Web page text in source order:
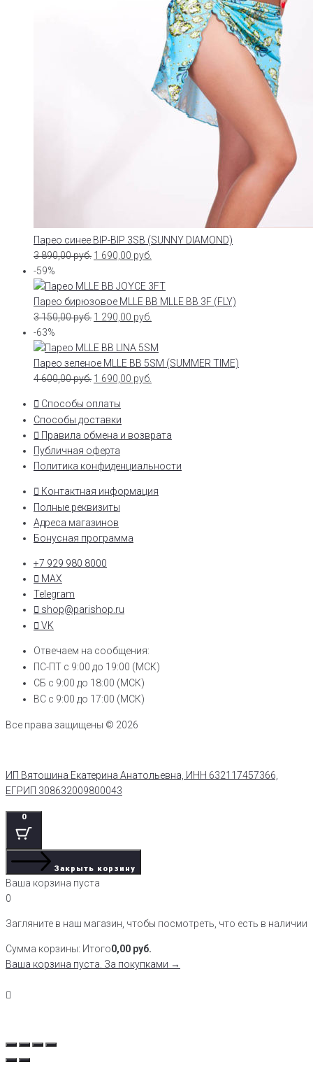
Парео синее BIP-BIP 3SB (SUNNY DIAMOND)
3 890,00руб. 1 690,00 руб.
-59%
Парео бирюзовое MLLE BB MLLE BB 3F (FLY)
3 150,00руб. 1 290,00 руб.
-63%
Парео зеленое MLLE BB 5SM (SUMMER TIME)
4 600,00руб. 1 690,00 руб.
Способы оплаты
Способы доставки
Правила обмена и возврата
Публичная оферта
Политика конфиденциальности
Контактная информация
Полные реквизиты
Адреса магазинов
Бонусная программа
+7 929 980 8000
MAX
Telegram
shop@parishop.ru
VK
Отвечаем на сообщения:
ПС-ПТ с 9:00 до 19:00 (МСК)
СБ с 9:00 до 18:00 (МСК)
ВС с 9:00 до 17:00 (МСК)
Все права защищены © 2026
ИП Вятошина Екатерина Анатольевна, ИНН 632117457366,
ЕГРИП 308632009800043
0
Закрыть корзину
Ваша корзина пуста
0
Загляните в наш магазин, чтобы посмотреть, что есть в наличии
Сумма корзины: Итого0,00 руб.
Ваша корзина пуста. За покупками →